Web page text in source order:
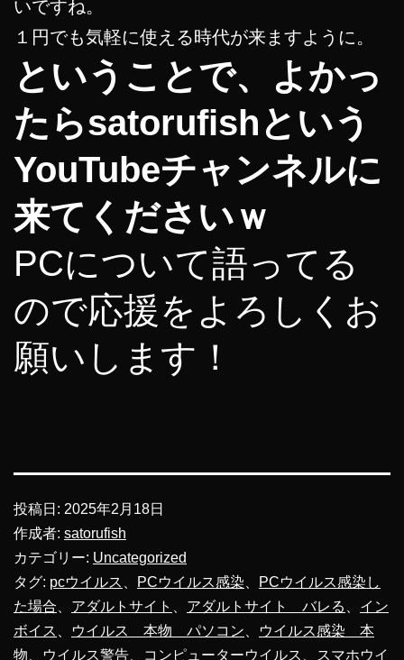
いですね。
１円でも気軽に使える時代が来ますように。
ということで、よかっ
たらsatorufishという
YouTubeチャンネルに
来てくださいｗ
PCについて語ってる
ので応援をよろしくお
願いします！
投稿日: 2025年2月18日
作成者: satorufish
カテゴリー: Uncategorized
タグ: pcウイルス PCウイルス感染
PCウイルス感染し
た場合
アダルトサイト アダルトサイト バレる
イン
ボイス
ウイルス 本物 パソコン
ウイルス感染 本
物
ウイルス警告 コンピューターウイルス
スマホウイ